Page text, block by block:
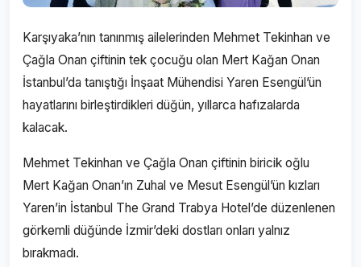
Karşıyaka’nın tanınmış ailelerinden Mehmet Tekinhan ve
Çağla Onan çiftinin tek çocuğu olan Mert Kağan Onan
İstanbul’da tanıştığı İnşaat Mühendisi Yaren Esengül’ün
hayatlarını birleştirdikleri düğün, yıllarca hafızalarda
kalacak.
Mehmet Tekinhan ve Çağla Onan çiftinin biricik oğlu
Mert Kağan Onan’ın Zuhal ve Mesut Esengül’ün kızları
Yaren’in İstanbul The Grand Trabya Hotel’de düzenlenen
görkemli düğünde İzmir’deki dostları onları yalnız
bırakmadı.